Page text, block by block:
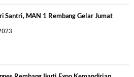
Santri, MAN 1 Rembang Gelar Jumat